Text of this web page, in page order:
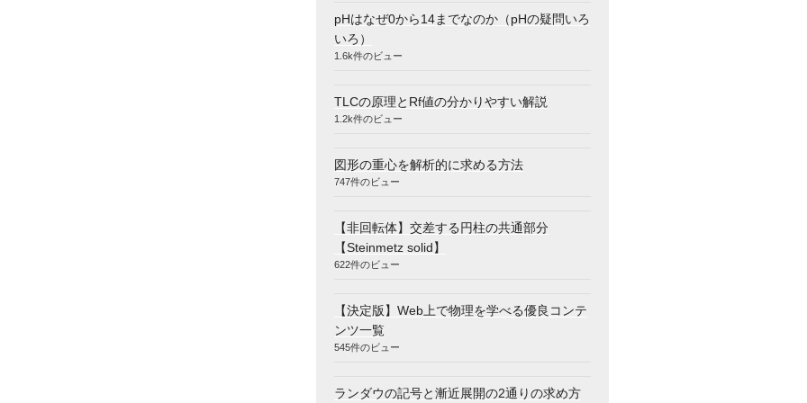
pHはなぜ0から14までなのか（pHの疑問いろ
いろ）
1.6k件のビュー
TLCの原理とRf値の分かりやすい解説
1.2k件のビュー
図形の重心を解析的に求める方法
747件のビュー
【非回転体】交差する円柱の共通部分
【Steinmetz solid】
622件のビュー
【決定版】Web上で物理を学べる優良コンテ
ンツ一覧
545件のビュー
ランダウの記号と漸近展開の2通りの求め方